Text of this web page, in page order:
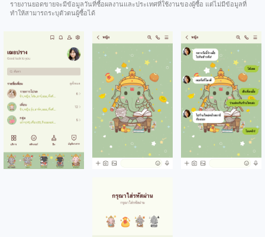
รายงานยอดขายจะมีข้อมูลวันที่ซื้อผลงานและประเทศที่ใช้งานของผู้ซื้อ แต่ไม่มีข้อมูลที่
ทำให้สามารถระบุตัวตนผู้ซื้อได้